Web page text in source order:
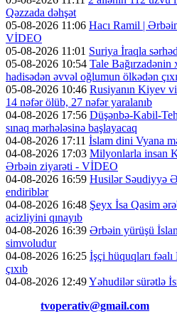
Qəzzada dəhşət
05-08-2026 11:06 Hacı Ramil |
VİDEO
05-08-2026 11:01 Suriya İraqla
05-08-2026 10:54 Tale Bağırzadənin
hadisədən əvvəl oğlumun ölkədən
05-08-2026 10:46 Rusiyanın Kiyev
14 nəfər ölüb, 27 nəfər yaralanıb
04-08-2026 17:56 Düşənbə-Kabil-
sınaq mərhələsinə başlayacaq
04-08-2026 17:11 İslam dini Vyana
04-08-2026 17:03 Milyonlarla insan
Ərbəin ziyarəti - VİDEO
04-08-2026 16:59 Husilər Səudiyyə
endiriblər
04-08-2026 16:48 Şeyx İsa Qasim
acizliyini qınayıb
04-08-2026 16:39 Ərbəin yürüşü
simvoludur
04-08-2026 16:25 İşçi hüquqları
çıxıb
04-08-2026 12:49Yəhudilər sürətlə
tvoperativ@gmail.com